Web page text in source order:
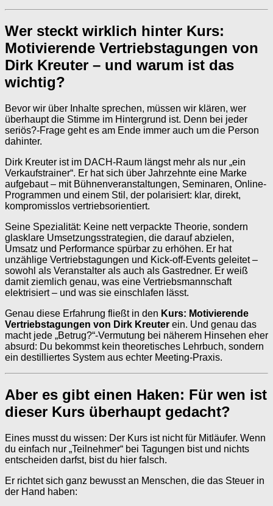
Wer steckt wirklich hinter Kurs:
Motivierende Vertriebstagungen von
Dirk Kreuter – und warum ist das
wichtig?
Bevor wir über Inhalte sprechen, müssen wir klären, wer
überhaupt die Stimme im Hintergrund ist. Denn bei jeder
seriös?-Frage geht es am Ende immer auch um die Person
dahinter.
Dirk Kreuter ist im DACH-Raum längst mehr als nur „ein
Verkaufstrainer“. Er hat sich über Jahrzehnte eine Marke
aufgebaut – mit Bühnenveranstaltungen, Seminaren, Online-
Programmen und einem Stil, der polarisiert: klar, direkt,
kompromisslos vertriebsorientiert.
Seine Spezialität: Keine nett verpackte Theorie, sondern
glasklare Umsetzungsstrategien, die darauf abzielen,
Umsatz und Performance spürbar zu erhöhen. Er hat
unzählige Vertriebstagungen und Kick-off-Events geleitet –
sowohl als Veranstalter als auch als Gastredner. Er weiß
damit ziemlich genau, was eine Vertriebsmannschaft
elektrisiert – und was sie einschlafen lässt.
Genau diese Erfahrung fließt in den Kurs: Motivierende
Vertriebstagungen von Dirk Kreuter ein. Und genau das
macht jede „Betrug?“-Vermutung bei näherem Hinsehen eher
absurd: Du bekommst kein theoretisches Lehrbuch, sondern
ein destilliertes System aus echter Meeting-Praxis.
Aber es gibt einen Haken: Für wen ist
dieser Kurs überhaupt gedacht?
Eines musst du wissen: Der Kurs ist nicht für Mitläufer. Wenn
du einfach nur „Teilnehmer“ bei Tagungen bist und nichts
entscheiden darfst, bist du hier falsch.
Er richtet sich ganz bewusst an Menschen, die das Steuer in
der Hand haben: